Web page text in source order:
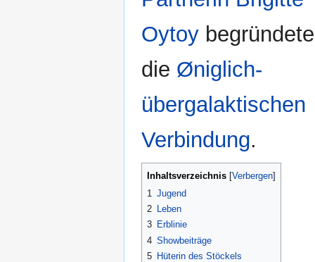
Oytoy
die Øniglich-
übergalaktischen
Verbindung.
Inhaltsverzeichnis
1 Jugend
2
Leben
3 Erblinie
4 Showbeiträge
5 Hüterin des Stöckels